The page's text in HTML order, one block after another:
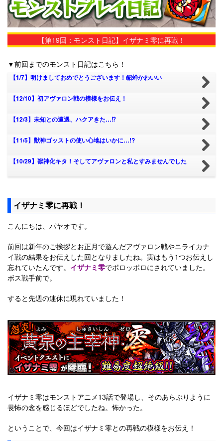
【第19回：モンスト日記】イザナミ零に再戦！
▼前回までのモンスト日記はこちら！
【1/7】明けましておめでとうございます！貂蝉かわいい
【12/10】初アヴァロン戦の模様をお伝え！
【12/3】未知との遭遇、ハクアきた…⁉
【11/5】獣神ゴッストの使い心地はいかに…!?
【10/29】獣神化キタ！そしてアヴァロンと私とすみませんでした
イザナミ零に再戦！
こんにちは、パヤオです。
前回は新年のご挨拶とお正月で遊んだアヴァロン戦やニライカナ
イ戦の結果をお伝えした回となりましたね。実はもう1つお伝えし
忘れていたんです。 イザナミ零でボロッボロにされていました。
ボス戦手前で。
すると先週の連休に現れていました！
イザナミ零はモンストアニメ13話で登場し、そのあらぶりように
畏怖の念を感じるほどでしたね。怖かった。
ということで、今回はイザナミ零との再戦の模様をお伝え！